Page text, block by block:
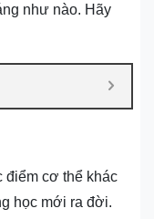
như nào. Hãy
điểm cơ thể khác
học mới ra đời.